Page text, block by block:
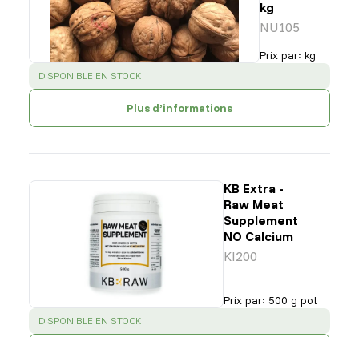
kg
NU105
Prix par: kg
SUCCESS:
DISPONIBLE EN STOCK
Plus d’informations
KB Extra -
Raw Meat
Supplement
NO Calcium
KI200
Prix par: 500 g pot
SUCCESS:
DISPONIBLE EN STOCK